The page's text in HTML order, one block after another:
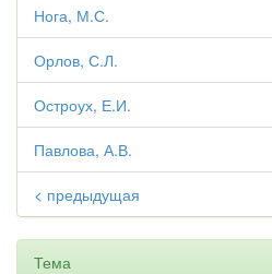
Нога, М.С.
Орлов, С.Л.
Остроух, Е.И.
Павлова, А.В.
< предыдущая
Тема